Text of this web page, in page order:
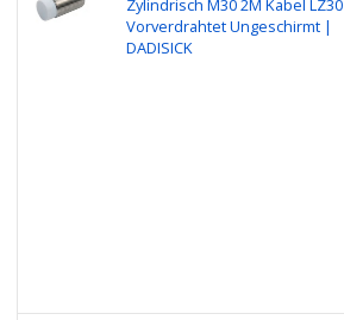
Vorverdrahtet Ungeschirmt |
DADISICK